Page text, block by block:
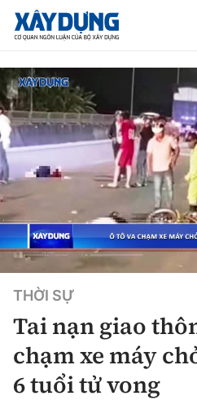
TIN BỘ XÂY DỰNG
CHUYÊN MỤC
Mới nhất
Thời sự
Chính trị
Xã hội
Chuyện dọc đường
Xây dựng
Chỉ đạo điều hành
Quy hoạch kiến trúc
Giao thông
Quản lý
THỜI SỰ
Tai nạn giao
chạm xe máy
6 tuổi tử vong